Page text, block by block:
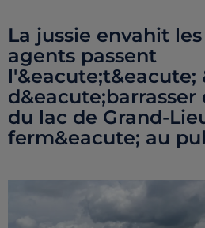
La jussie envahit
agents passent
l'&eacute;t&eacute;
d&eacute;barrasser
du lac de Grand-
ferm&eacute; au